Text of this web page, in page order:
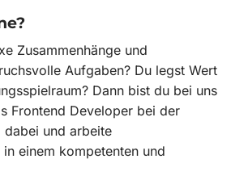
Zusammenhänge und
Aufgaben? Du legst Wert
Dann bist du bei uns
Frontend Developer bei der
und arbeite
einem kompetenten und